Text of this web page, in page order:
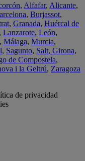
, Alfafar, Alicante,
, Burjassot,
, Granada, Huércal de
, Lanzarote, León,
, Málaga, Murcia,
, Sagunto, Salt, Girona,
de Compostela,
i la Geltrú, Zaragoza
de privacidad